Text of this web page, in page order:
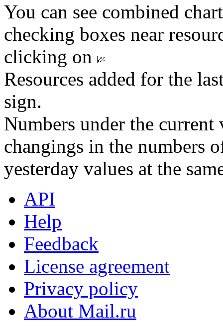
You can see combined
checking boxes near
clicking on
Resources added for the
sign.
Numbers under the
changings in the numbers
yesterday values at the
API
Help
Feedback
License agreement
Privacy policy
About Mail.ru